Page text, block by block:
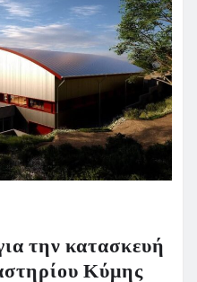
την κατασκευή
Κύμης